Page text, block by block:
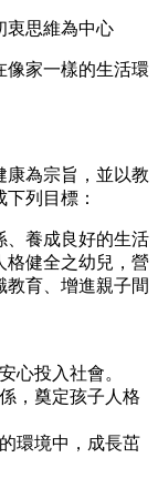
衷思維為中心
像家一樣的生活環
康為宗旨，並以教
列目標：
、養成良好的生活
格健全之幼兒，營
教育、增進親子間
心投入社會。
，奠定孩子人格
環境中，成長茁